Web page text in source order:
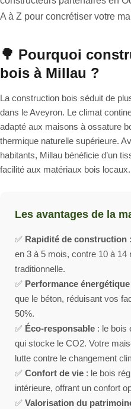
A à Z pour concrétiser votre
🌳 Pourquoi
bois à Millau ?
La construction bois séduit de
dans le Aveyron. Le climat
adapté aux maisons à ossature
thermique naturelle supérieure.
habitants, Millau bénéficie d’un
facilité aux matériaux bois locaux.
Les avantages de la
✅ Rapidité de construction
en 3 à 5 mois, contre 10 à
traditionnelle.
✅ Performance énergétique
que le béton, réduisant vos
50%.
✅ Éco-responsable : le bois
qui stocke le CO2. Votre
lutte contre le changement
✅ Confort de vie : le bois
intérieure, offrant un confort
✅ Valorisation du